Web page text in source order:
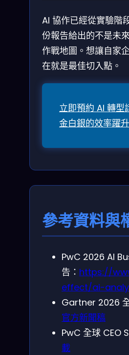
AI 協作已經從實驗階
份報告給出的不是未
作戰地圖。想讓自家
在就是最佳切入點。
立即預約 AI 轉型
金白銀的效率躍升
參考資料與
PwC 2026 AI
告： https://
effect/ai-
Gartner 2026
官方新聞稿
PwC 全球 CEO
載